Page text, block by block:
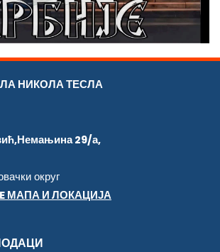
НИКОЛА ТЕСЛА
29/а,
округ
МАПА И ЛОКАЦИЈА